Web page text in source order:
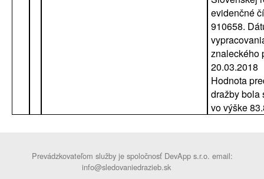
evidenčné
910658.
znaleckého
20.03.2018
Hodnota
dražby bola
vo výške
Prevádzkovateľom služby je spoločnosť DevApp s.r.o. email:
info@sledovaniedrazieb.sk